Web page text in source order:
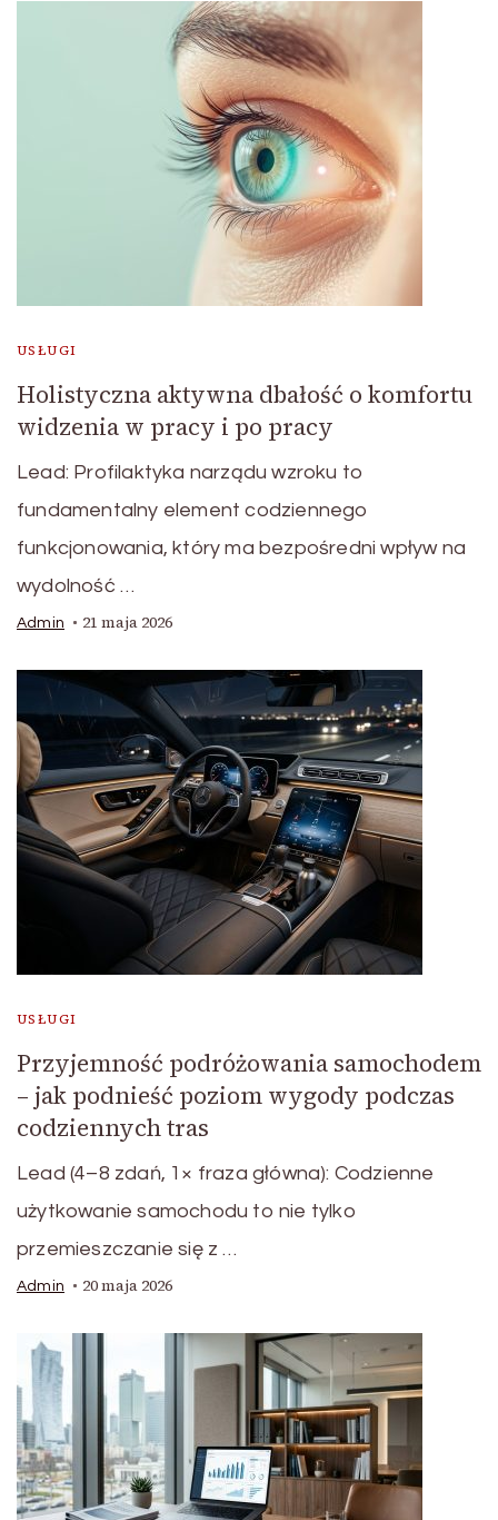
USŁUGI
Holistyczna aktywna dbałość o komfortu
widzenia w pracy i po pracy
Lead: Profilaktyka narządu wzroku to
fundamentalny element codziennego
funkcjonowania, który ma bezpośredni wpływ na
wydolność …
Admin 21 maja 2026
USŁUGI
Przyjemność podróżowania samochodem
– jak podnieść poziom wygody podczas
codziennych tras
Lead (4–8 zdań, 1× fraza główna): Codzienne
użytkowanie samochodu to nie tylko
przemieszczanie się z …
Admin 20 maja 2026